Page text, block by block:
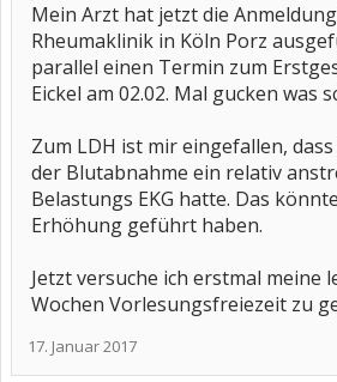
Mein Arzt hat jetzt die
Rheumaklinik in Köln Porz
parallel einen Termin zum
Eickel am 02.02. Mal gucken was
Zum LDH ist mir eingefallen,
der Blutabnahme ein relativ
Belastungs EKG hatte. Das
Erhöhung geführt haben.
Jetzt versuche ich erstmal meine
Wochen Vorlesungsfreiezeit zu
17. Januar 2017